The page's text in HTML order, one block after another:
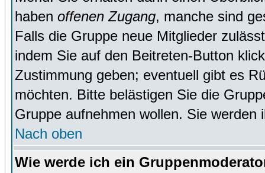
haben offenen Zugang, manche sind
Falls die Gruppe neue Mitglieder
indem Sie auf den Beitreten-Button
Zustimmung geben; eventuell gibt es
möchten. Bitte belästigen Sie die
Gruppe aufnehmen wollen. Sie werden
Nach oben
Wie werde ich ein